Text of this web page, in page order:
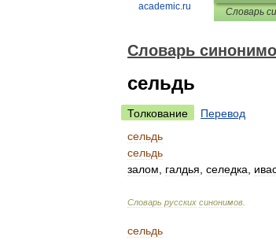
academic.ru Словарь
Словарь
сельдь
Толкование
Перевод
сельдь
сельдь
залом
галдья селедка
Словарь русских синонимов
сельдь